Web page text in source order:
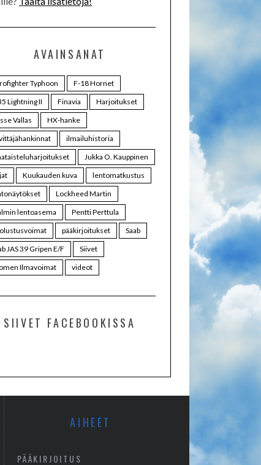
AVAINSANAT
Typhoon
F-18 Hornet
Lightning II
Finavia
Harjoitukset
Vallas
HX-hanke
ilmailuhistoria
Jukka O. Kauppinen
Kuukauden kuva
lentomatkustus
Lockheed Martin
lentoasema
Pentti Perttula
pääkirjoitukset
Saab
JAS 39 Gripen E/F
Siivet
Ilmavoimat
videot
SIIVET FACEBOOKISSA
AIHEET
PÄÄKIRJOITUS